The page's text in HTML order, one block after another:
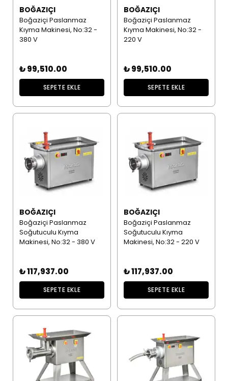
BOĞAZIÇI
Boğaziçi Paslanmaz
Kıyma Makinesi, No:32 -
380 V
₺ 99,510.00
SEPETE EKLE
BOĞAZIÇI
Boğaziçi Paslanmaz
Kıyma Makinesi, No:32 -
220 V
₺ 99,510.00
SEPETE EKLE
BOĞAZIÇI
Boğaziçi Paslanmaz
Soğutuculu Kıyma
Makinesi, No:32 - 380 V
₺ 117,937.00
SEPETE EKLE
BOĞAZIÇI
Boğaziçi Paslanmaz
Soğutuculu Kıyma
Makinesi, No:32 - 220 V
₺ 117,937.00
SEPETE EKLE